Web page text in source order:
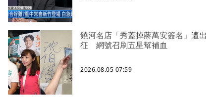
饒河名店「秀蓋掉蔣萬安簽名」遭出
征 網號召刷五星幫補血
2026.08.05 07:59